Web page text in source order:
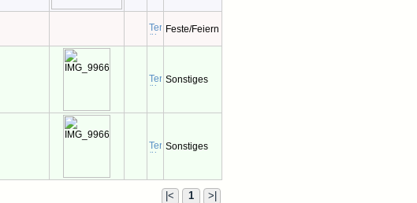
Feste/Feiern
Sonstiges
Sonstiges
|< 1 >|